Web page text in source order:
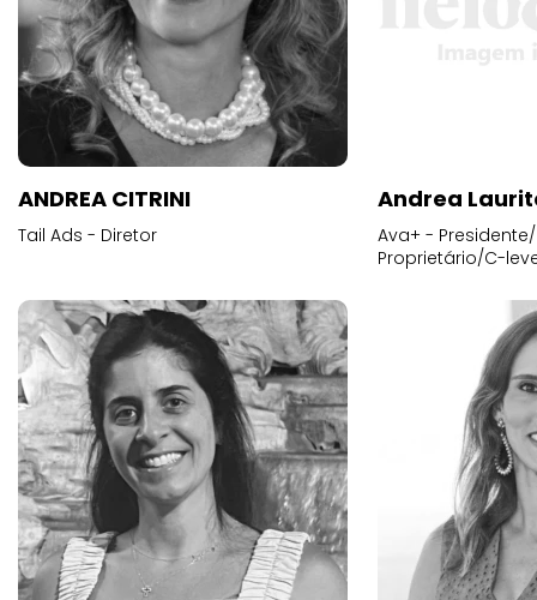
ANDREA CITRINI
Tail Ads - Diretor
Andrea
Ava+ -
Proprietário/C-